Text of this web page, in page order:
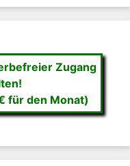
Zugang
für den Monat)